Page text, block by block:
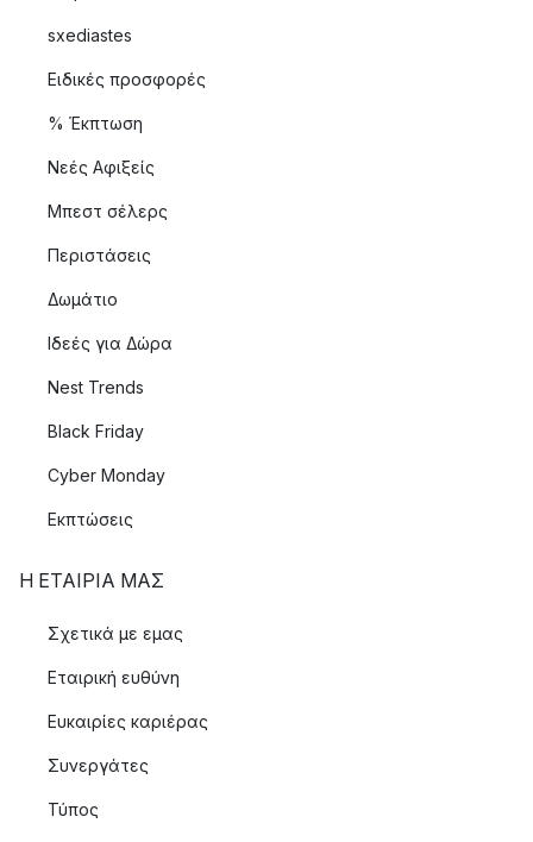
sxediastes
Ειδικές προσφορές
% Έκπτωση
Νεές Αφιξείς
Μπεστ σέλερς
Περιστάσεις
Δωμάτιο
Ιδεές για Δώρα
Nest Trends
Black Friday
Cyber Monday
Εκπτώσεις
Η ΕΤΑΊΡΙΑ ΜΑΣ
Σχετικά με εμας
Εταιρική ευθύνη
Ευκαιρίες καριέρας
Συνεργάτες
Τύπος